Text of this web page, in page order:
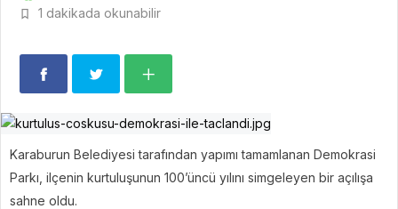
1 dakikada okunabilir
Karaburun Belediyesi tarafından yapımı tamamlanan Demokrasi
Parkı, ilçenin kurtuluşunun 100’üncü yılını simgeleyen bir açılışa
sahne oldu.